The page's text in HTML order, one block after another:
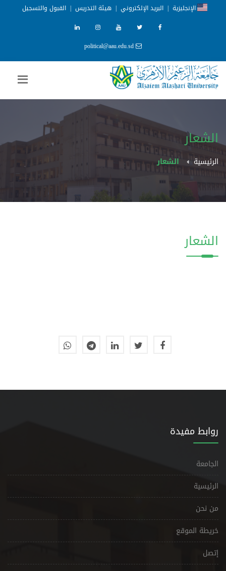
الإنجليزية | البريد الإلكتروني | هيئة التدريس | القبول والتسجيل
political@aau.edu.sd
الشعار
الرئيسية الشعار
الشعار
روابط مفيدة
الجامعة
الرئيسية
من نحن
خريطة الموقع
إتصل